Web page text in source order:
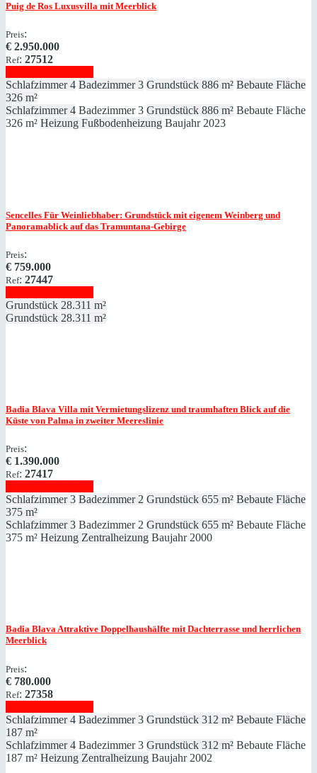
Puig de Ros Luxusvilla mit Meerblick
Preis:
€ 2.950.000
Ref: 27512
Schlafzimmer 4 Badezimmer 3 Grundstück 886 m² Bebaute Fläche
326 m²
Schlafzimmer 4 Badezimmer 3 Grundstück 886 m² Bebaute Fläche
326 m² Heizung Fußbodenheizung Baujahr 2023
Sencelles Für Weinliebhaber: Grundstück mit eigenem Weinberg und
Panoramablick auf das Tramuntana-Gebirge
Preis:
€ 759.000
Ref: 27447
Grundstück 28.311 m²
Grundstück 28.311 m²
Badia Blava Villa mit Vermietungslizenz und traumhaften Blick auf die
Küste von Palma in zweiter Meereslinie
Preis:
€ 1.390.000
Ref: 27417
Schlafzimmer 3 Badezimmer 2 Grundstück 655 m² Bebaute Fläche
375 m²
Schlafzimmer 3 Badezimmer 2 Grundstück 655 m² Bebaute Fläche
375 m² Heizung Zentralheizung Baujahr 2000
Badia BlavaAttraktive Doppelhaushälfte mit Dachterrasse und herrlichen
Meerblick
Preis:
€ 780.000
Ref: 27358
Schlafzimmer 4 Badezimmer 3 Grundstück 312 m² Bebaute Fläche
187 m²
Schlafzimmer 4 Badezimmer 3 Grundstück 312 m² Bebaute Fläche
187 m² Heizung Zentralheizung Baujahr 2002